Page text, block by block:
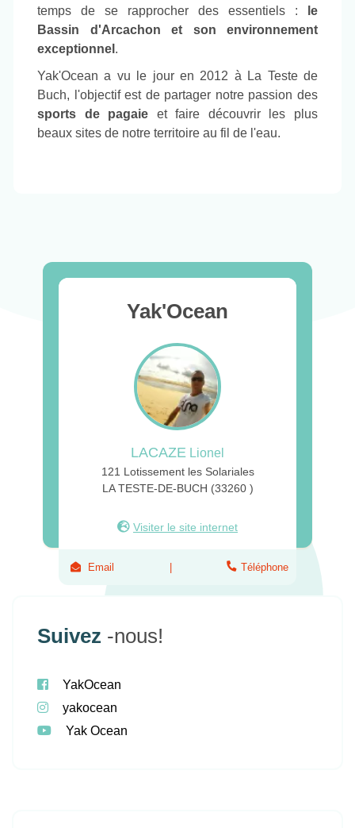
temps de se rapprocher des essentiels :
le
Bassin d'Arcachon et son environnement
exceptionnel .
Yak'Ocean a vu le jour en 2012 à La Teste de
Buch, l'objectif est de partager notre passion des
sports de pagaie et faire découvrir les plus
beaux sites de notre territoire au fil de l'eau.
Yak'Ocean
LACAZE Lionel
121 Lotissement les Solariales
LA TESTE-DE-BUCH (33260 )
Visiter le site internet
Email Téléphone
Suivez -nous!
YakOcean
yakocean
Yak Ocean